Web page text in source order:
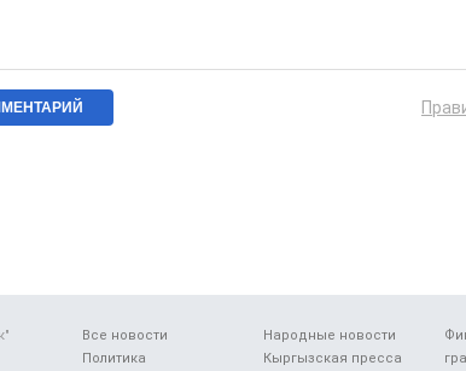
Все новости
Политика
Народные новости
Кыргызская пресса